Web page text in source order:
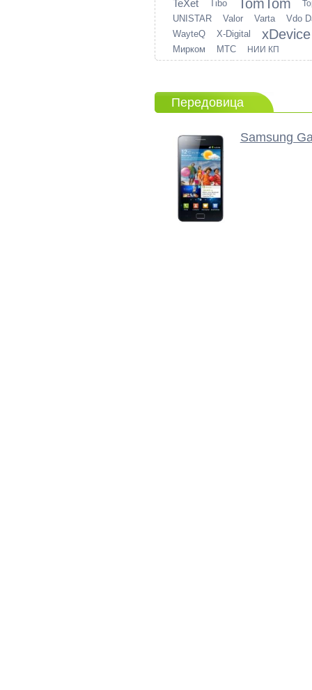
TeXet Tibo TomTom
UNISTAR Valor Varta
Vdo
WayteQ
X-Digital xDevice
Мирком МТС НИИ КП
Передовица
Samsung